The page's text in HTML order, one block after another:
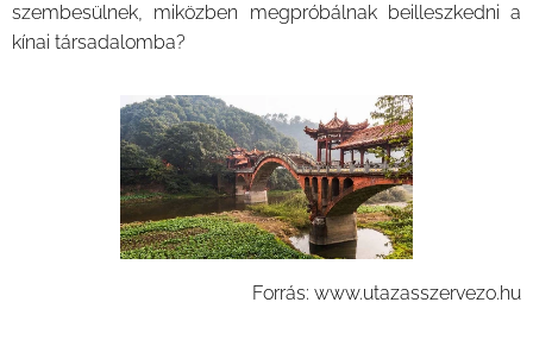
szembesülnek, miközben megpróbálnak beilleszkedni a
kínai társadalomba?
Forrás: www.utazasszervezo.hu